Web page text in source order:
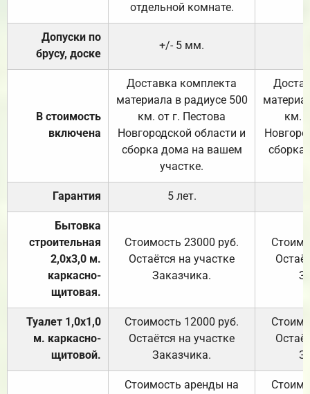
отдельной комнате.
Допуски по
брусу, доске
+/- 5 мм.
В стоимость
включена
Доставка комплекта
материала в радиусе 500
км. от г. Пестова
Новгородской области и
сборка дома на вашем
участке.
км.
Гарантия 5 лет.
Бытовка
строительная
2,0х3,0 м.
каркасно-
щитовая.
Стоимость 23000 руб.
Остаётся на участке
Заказчика.
Туалет 1,0х1,0
м. каркасно-
щитовой.
Стоимость 12000 руб.
Остаётся на участке
Заказчика.
Стоимость аренды на